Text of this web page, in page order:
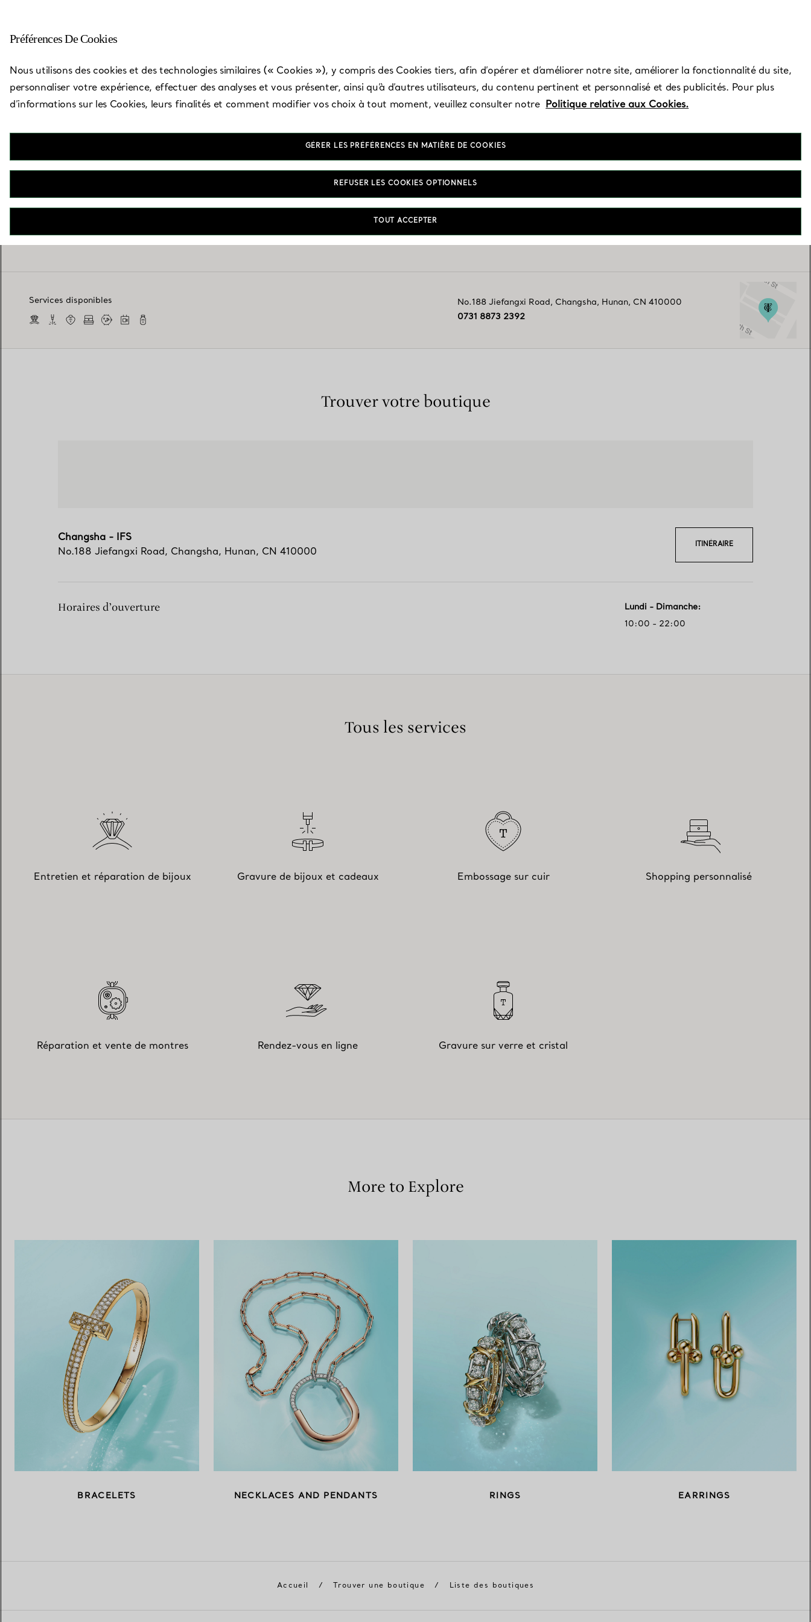
Carte des boutiques
Changsha - IFS
Ouvert aujourd’hui jusqu’à 22:00
Services disponibles No.188 Jiefangxi Road, Changsha, Hunan, CN 410000
0731 8873 2392
Trouver votre boutique
Changsha - IFS
No.188 Jiefangxi Road, Changsha, Hunan, CN 410000
ITINÉRAIRE
Horaires d’ouverture Lundi - Dimanche:
10:00 - 22:00
Tous les services
Entretien et réparation de bijoux Gravure de bijoux et cadeaux Embossage sur cuir Shopping personnalisé
Réparation et vente de montres Rendez-vous en ligne Gravure sur verre et cristal
More to Explore
BRACELETS NECKLACES AND PENDANTS RINGS EARRINGS
Accueil / Trouver une boutique / Liste des boutiques
Préférences De Cookies
Nous utilisons des cookies et des technologies similaires (« Cookies »), y compris des Cookies tiers, afin d’opérer et d’améliorer notre site, améliorer la fonctionnalité du site,
personnaliser votre expérience, effectuer des analyses et vous présenter, ainsi qu’à d’autres utilisateurs, du contenu pertinent et personnalisé et des publicités. Pour plus
d’informations sur les Cookies, leurs finalités et comment modifier vos choix à tout moment, veuillez consulter notre Politique relative aux Cookies.
GÉRER LES PRÉFÉRENCES EN MATIÈRE DE COOKIES
REFUSER LES COOKIES OPTIONNELS
TOUT ACCEPTER